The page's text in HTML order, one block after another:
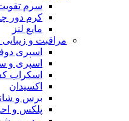
سرم
کرم دور
مایع لنز
مراقبت و زیبایی
اسپری
اسپری و
اسکراب
اکسیدان
برس و
پلکس و